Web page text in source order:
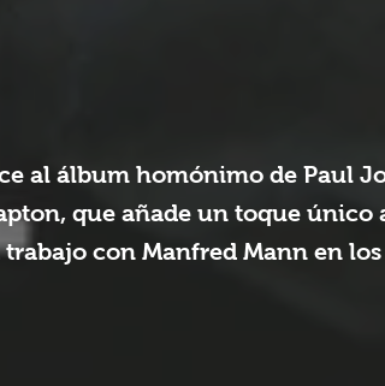
al álbum homónimo de Paul
que añade un toque único
con Manfred Mann en los